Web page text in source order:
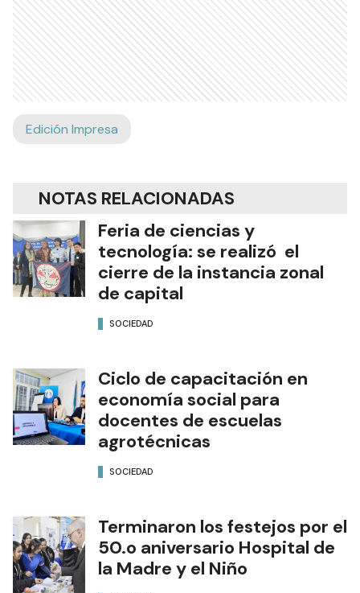
Edición Impresa
NOTAS RELACIONADAS
Feria de ciencias y
tecnología: se realizó el
cierre de la instancia zonal
de capital
SOCIEDAD
Ciclo de capacitación en
economía social para
docentes de escuelas
agrotécnicas
SOCIEDAD
Terminaron los festejos por el
50.o aniversario Hospital de
la Madre y el Niño